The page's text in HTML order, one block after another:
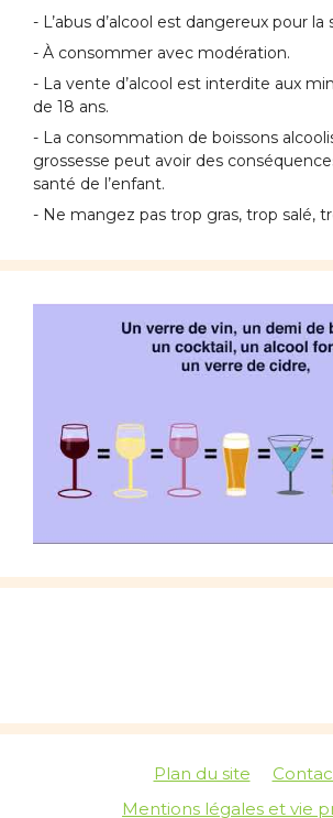
- L’abus d’alcool est dangereux pour la
- À consommer avec modération.
- La vente d’alcool est interdite aux
de 18 ans.
- La consommation de boissons
grossesse peut avoir des
santé de l’enfant.
- Ne mangez pas trop gras, trop salé,
Plan du site
Mentions légales et vie